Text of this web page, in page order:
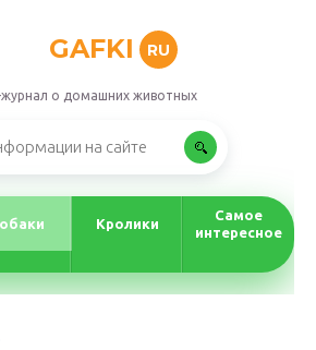
GAFKI RU
о домашних животных
Кролики
Самое
интересное